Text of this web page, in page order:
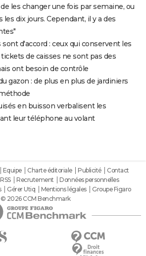
les changer une fois par semaine, ou
dix jours. Cependant, il y a des
d'accord : ceux qui conservent les
de caisses ne sont pas des
ont besoin de contrôle
gazon : de plus en plus de jardiniers
en buisson verbalisent les
leur téléphone au volant
Equipe Charte éditoriale Publicité
Contact
RSS Recrutement
Données personnelles
Gérer Utiq Mentions légales
Groupe Figaro
© 2026 CCM Benchmark